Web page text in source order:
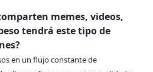
memes, videos,
tendrá este tipo de
en un flujo constante de